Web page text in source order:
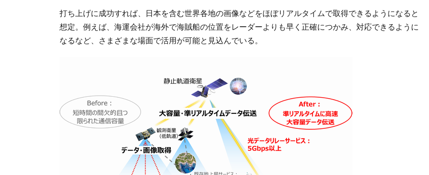
打ち上げに成功すれば、日本を含む世界各地の画像などをほぼリアルタイムで取得できるようになると
想定。例えば、海運会社が海外で海賊船の位置をレーダーよりも早く正確につかみ、対応できるように
なるなど、さまざまな場面で活用が可能と見込んでいる。